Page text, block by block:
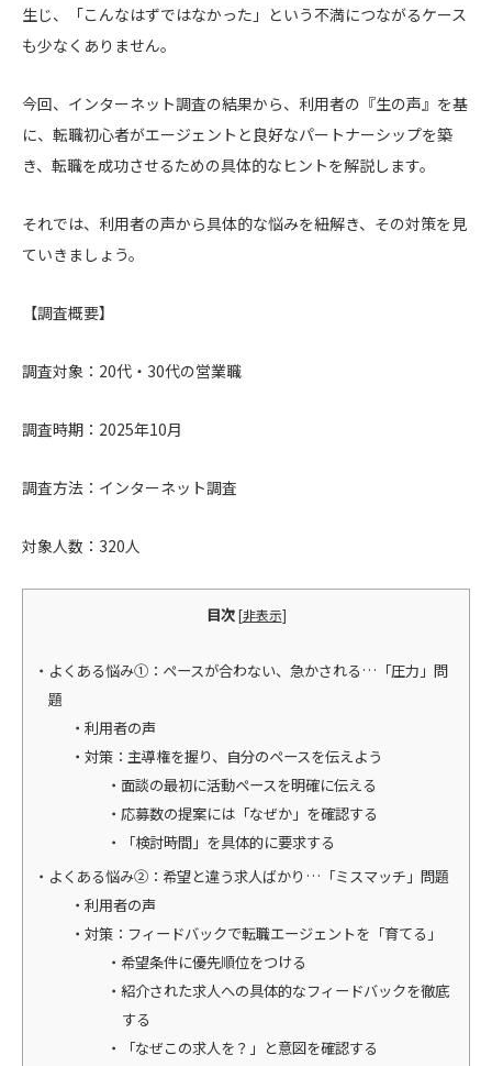
生じ、「こんなはずではなかった」という不満につながるケース
も少なくありません。
今回、インターネット調査の結果から、利用者の『生の声』を基
に、転職初心者がエージェントと良好なパートナーシップを築
き、転職を成功させるための具体的なヒントを解説します。
それでは、利用者の声から具体的な悩みを紐解き、その対策を見
ていきましょう。
【調査概要】
調査対象：20代・30代の営業職
調査時期：2025年10月
調査方法：インターネット調査
対象人数：320人
目次 [非表示]
よくある悩み①：ペースが合わない、急かされる…「圧力」問
題
利用者の声
対策：主導権を握り、自分のペースを伝えよう
面談の最初に活動ペースを明確に伝える
応募数の提案には「なぜか」を確認する
「検討時間」を具体的に要求する
よくある悩み②：希望と違う求人ばかり…「ミスマッチ」問題
利用者の声
対策：フィードバックで転職エージェントを「育てる」
希望条件に優先順位をつける
紹介された求人への具体的なフィードバックを徹底
する
「なぜこの求人を？」と意図を確認する